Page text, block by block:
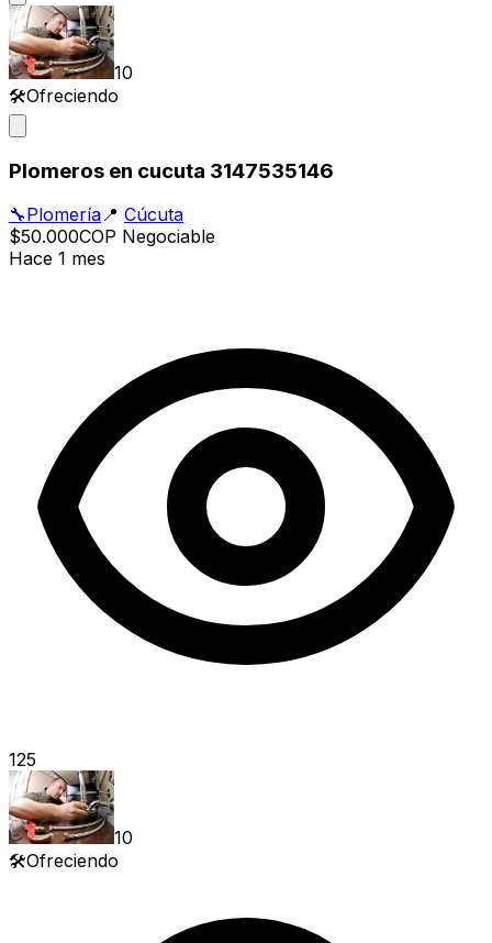
10
🛠️Ofreciendo
Plomeros en cucuta 3147535146
🔧Plomería📍 Cúcuta
$50.000COP Negociable
Hace 1 mes
125
10
🛠️Ofreciendo